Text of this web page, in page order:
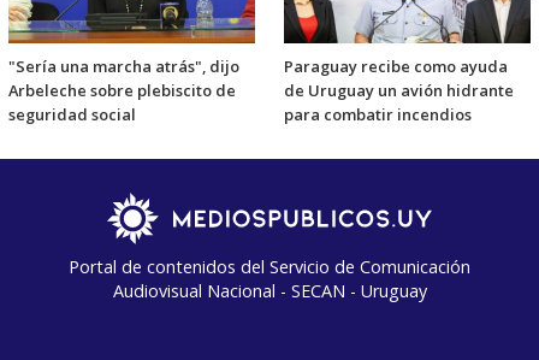
"Sería una marcha atrás", dijo
Arbeleche sobre plebiscito de
seguridad social
Paraguay recibe como ayuda
de Uruguay un avión hidrante
para combatir incendios
Portal de contenidos del Servicio de Comunicación
Audiovisual Nacional - SECAN - Uruguay